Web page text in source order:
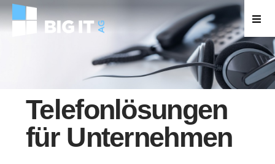
VIDEOÜBERWACHUNG
ÜBER UNS
OFFENE LEHRSTELLEN
Telefonlösungen
für Unternehmen